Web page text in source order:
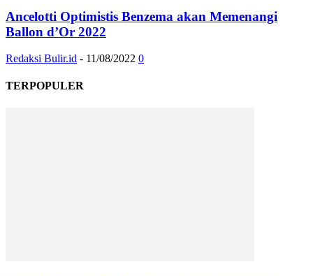
Ancelotti Optimistis Benzema akan Memenangi
Ballon d’Or 2022
Redaksi Bulir.id - 11/08/2022 0
TERPOPULER